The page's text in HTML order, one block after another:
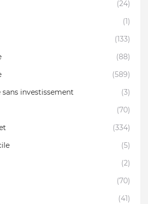
(24)
(1)
(133)
(88)
(589)
investissement
(3)
(70)
(334)
(5)
(2)
(70)
(41)